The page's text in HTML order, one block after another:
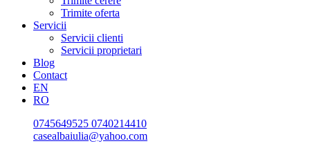
Trimite oferta
Servicii
Servicii clienti
Servicii proprietari
Blog
Contact
EN
RO
0745649525 0740214410
casealbaiulia@yahoo.com